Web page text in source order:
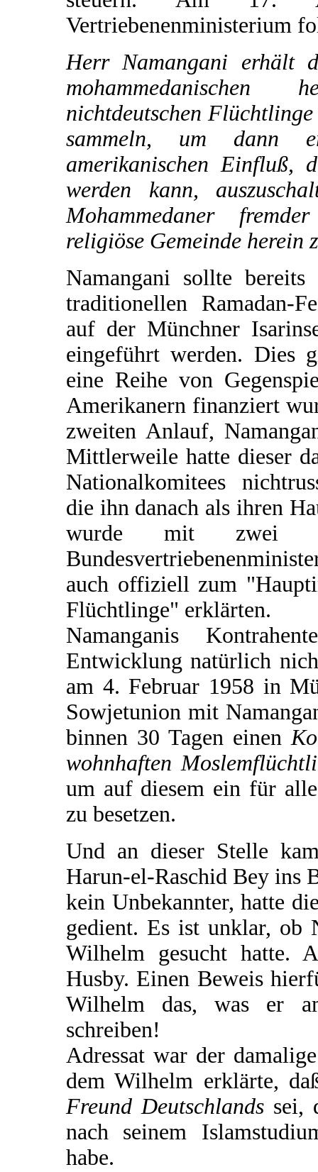
Vertriebenenministerium
Herr Namangani erhält
nichtdeutschen
sammeln, um dann
amerikanischen Einfluß,
werden kann,
Mohammedaner
religiöse Gemeinde herein
Namangani sollte
traditionellen Ramadan-
auf der Münchner
eingeführt werden. Dies
eine Reihe von
Amerikanern finanziert
zweiten Anlauf,
Mittlerweile hatte dieser
Nationalkomitees
die ihn danach als ihren
wurde mit zwei
auch offiziell zum
Flüchtlinge" erklärten.
Namanganis
Entwicklung natürlich
am 4. Februar 1958 in
Sowjetunion mit
binnen 30 Tagen einen
wohnhaften
um auf diesem ein für
zu besetzen.
Und an dieser Stelle
Harun-el-Raschid Bey ins
kein Unbekannter, hatte
gedient. Es ist unklar, ob
Wilhelm gesucht hatte.
Husby. Einen Beweis
Wilhelm das, was er
schreiben!
Adressat war der
dem Wilhelm erklärte,
Freund Deutschlands sei,
nach seinem
habe.